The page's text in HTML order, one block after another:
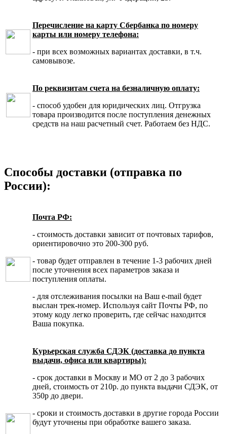
Перечисление на карту Сбербанка по номеру
карты или номеру телефона:
- при всех возможных вариантах доставки, в т.ч.
самовывозе.
По реквизитам счета на безналичную оплату:
- способ удобен для юридических лиц. Отгрузка
товара производится после поступления денежных
средств на наш расчетный счет. Работаем без НДС.
Способы доставки (отправка по
России):
Почта РФ:
- стоимость доставки зависит от почтовых тарифов,
ориентировочно это 200-300 руб.
- товар будет отправлен в течение 1-3 рабочих дней
после уточнения всех параметров заказа и
поступления оплаты.
- для отслеживания посылки на Ваш e-mail будет
выслан трек-номер. Используя сайт Почты РФ, по
этому коду легко проверить, где сейчас находится
Ваша покупка.
Курьерская служба СДЭК (доставка до пункта
выдачи, офиса или квартиры):
- срок доставки в Москву и МО от 2 до 3 рабочих
дней, стоимость от 210р. до пункта выдачи СДЭК, от
350р до двери.
- сроки и стоимость доставки в другие города России
будут уточнены при обработке вашего заказа.